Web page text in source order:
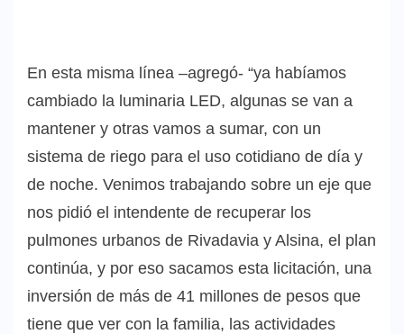
En esta misma línea –agregó- “ya habíamos
cambiado la luminaria LED, algunas se van a
mantener y otras vamos a sumar, con un
sistema de riego para el uso cotidiano de día y
de noche. Venimos trabajando sobre un eje que
nos pidió el intendente de recuperar los
pulmones urbanos de Rivadavia y Alsina, el plan
continúa, y por eso sacamos esta licitación, una
inversión de más de 41 millones de pesos que
tiene que ver con la familia, las actividades